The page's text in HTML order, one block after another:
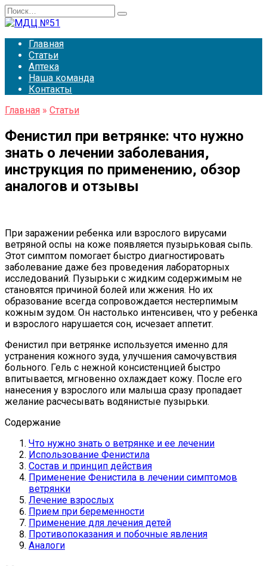
Перейти
к
Search
for:
Главная
Статьи
Аптека
Наша команда
Контакты
Главная » Статьи
Фенистил при ветрянке: что нужно
знать о лечении заболевания,
инструкция по применению, обзор
аналогов и отзывы
При заражении ребенка или взрослого вирусами
ветряной оспы на коже появляется пузырьковая сыпь.
Этот симптом помогает быстро диагностировать
заболевание даже без проведения лабораторных
исследований. Пузырьки с жидким содержимым не
становятся причиной болей или жжения. Но их
образование всегда сопровождается нестерпимым
кожным зудом. Он настолько интенсивен, что у ребенка
и взрослого нарушается сон, исчезает аппетит.
Фенистил при ветрянке используется именно для
устранения кожного зуда, улучшения самочувствия
больного. Гель с нежной консистенцией быстро
впитывается, мгновенно охлаждает кожу. После его
нанесения у взрослого или малыша сразу пропадает
желание расчесывать водянистые пузырьки.
Содержание
Что нужно знать о ветрянке и ее лечении
Использование Фенистила
Состав и принцип действия
Применение Фенистила в лечении симптомов
ветрянки
Лечение взрослых
Прием при беременности
Применение для лечения детей
Противопоказания и побочные явления
Аналоги